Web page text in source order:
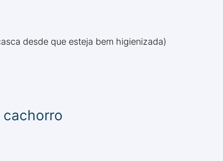
desde que esteja bem higienizada)